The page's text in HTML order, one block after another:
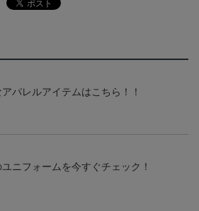
パレルアイテムはこちら！！
ニフォームを今すぐチェック！